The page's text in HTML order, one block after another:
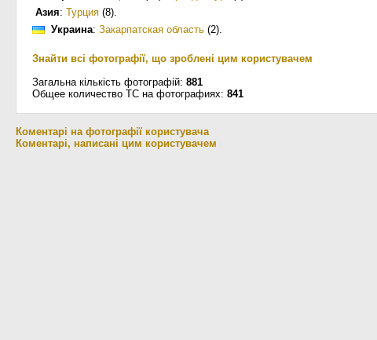
Азия: Турция (8).
Украина: Закарпатская область (2).
Знайти всі фотографії, що зроблені цим користувачем
Загальна кількість фотографій: 881
Общее количество ТС на фотографиях: 841
Коментарі на фотографії користувача
Коментарі, написані цим користувачем